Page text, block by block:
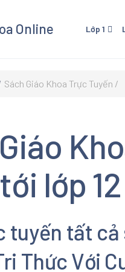
Online Lớp 1
Lớp 1 - Kết Nối Tri ThứcLớp 3
Lớp 3
Giáo
giáo
Âm
Sách Giáo Khoa Trực Tuyến
lớp 12
tuyến tất cả
Thức Với